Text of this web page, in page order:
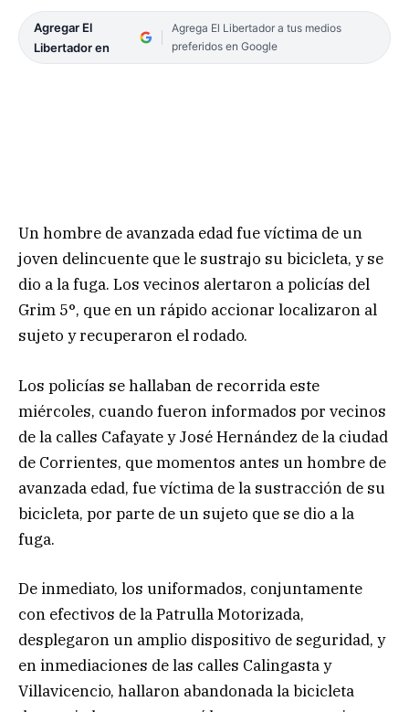
Agregar El
Libertador en
Agrega El Libertador a tus medios
preferidos en Google
Un hombre de avanzada edad fue víctima de un
joven delincuente que le sustrajo su bicicleta, y se
dio a la fuga. Los vecinos alertaron a policías del
Grim 5°, que en un rápido accionar localizaron al
sujeto y recuperaron el rodado.
Los policías se hallaban de recorrida este
miércoles, cuando fueron informados por vecinos
de la calles Cafayate y José Hernández de la ciudad
de Corrientes, que momentos antes un hombre de
avanzada edad, fue víctima de la sustracción de su
bicicleta, por parte de un sujeto que se dio a la
fuga.
De inmediato, los uniformados, conjuntamente
con efectivos de la Patrulla Motorizada,
desplegaron un amplio dispositivo de seguridad, y
en inmediaciones de las calles Calingasta y
Villavicencio, hallaron abandonada la bicicleta